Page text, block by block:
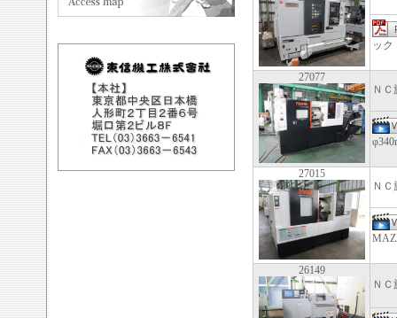
ッ
27077
Ｎ
27015
Ｎ
26149
Ｎ